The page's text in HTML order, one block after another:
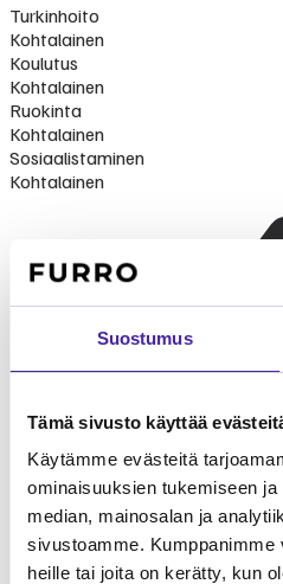
Suostumus
Tämä sivusto käyttää
Käytämme evästeitä
ominaisuuksien tukemiseen
median, mainosalan ja
sivustoamme. Kumppanimme
heille tai joita on kerätty, kun
Turkinhoito
Kohtalainen
Koulutus
Kohtalainen
Ruokinta
Kohtalainen
Sosiaalistaminen
Kohtalainen